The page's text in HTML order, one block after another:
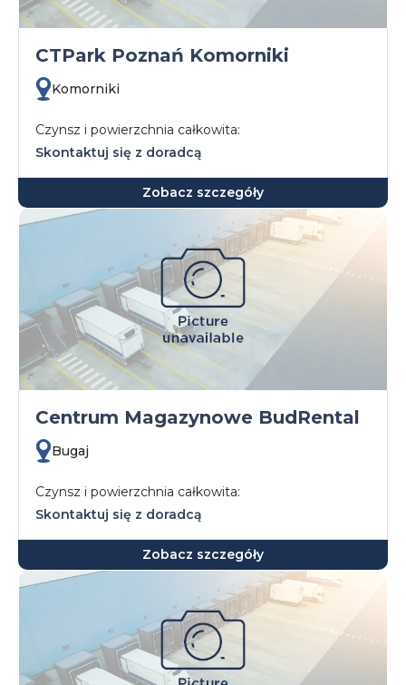
CTPark Poznań Komorniki
Komorniki
Czynsz i powierzchnia całkowita:
Skontaktuj się z doradcą
Zobacz szczegóły
Centrum Magazynowe BudRental
Bugaj
Czynsz i powierzchnia całkowita:
Skontaktuj się z doradcą
Zobacz szczegóły